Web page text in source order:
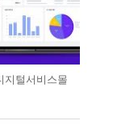
지털서비스몰